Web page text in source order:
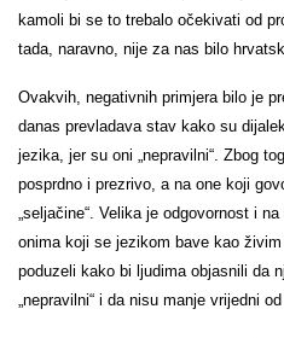
kamoli bi se to trebalo očekivati od
tada, naravno, nije za nas bilo
Ovakvih, negativnih primjera bilo je
danas prevladava stav kako su
jezika, jer su oni „nepravilni“. Zbog
posprdno i prezrivo, a na one koji
„seljačine“. Velika je odgovornost i
onima koji se jezikom bave kao
poduzeli kako bi ljudima objasnili da
„nepravilni“ i da nisu manje vrijedni